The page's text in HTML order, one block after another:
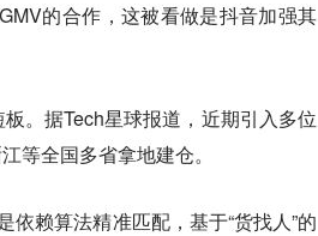
的合作，这被看做是抖音加强其
。据Tech星球报道，近期引入多位
等全国多省拿地建仓。
依赖算法精准匹配，基于“货找人”的